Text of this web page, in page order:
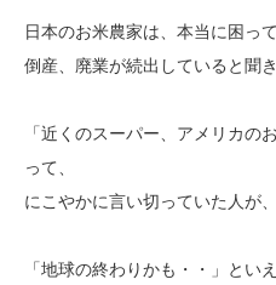
日本のお米農家は、本当に困って
倒産、廃業が続出していると聞き
「近くのスーパー、アメリカの
って、
にこやかに言い切っていた人が
「地球の終わりかも・・」とい